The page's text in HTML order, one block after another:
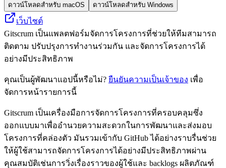
ดาวน์โหลดสำหรับ macOS ดาวน์โหลดสำหรับ Windows
เว็บไซต์
Gitscrum เป็นแพลตฟอร์มจัดการโครงการที่ช่วยให้ทีมสามารถ
ติดตาม ปรับปรุงการทำงานร่วมกัน และจัดการโครงการได้
อย่างมีประสิทธิภาพ
คุณเป็นผู้พัฒนาแอปนี้หรือไม่? ยืนยันความเป็นเจ้าของ เพื่อ
จัดการหน้ารายการนี้
Gitscrum เป็นเครื่องมือการจัดการโครงการที่ครอบคลุมซึ่ง
ออกแบบมาเพื่ออำนวยความสะดวกในการพัฒนาและส่งมอบ
โครงการที่คล่องตัว มันรวมเข้ากับ GitHub ได้อย่างราบรื่นช่วย
ให้ผู้ใช้สามารถจัดการโครงการได้อย่างมีประสิทธิภาพผ่าน
คุณสมบัติเช่นการวิ่งเรื่องราวของผู้ใช้และ backlogs ผลิตภัณฑ์